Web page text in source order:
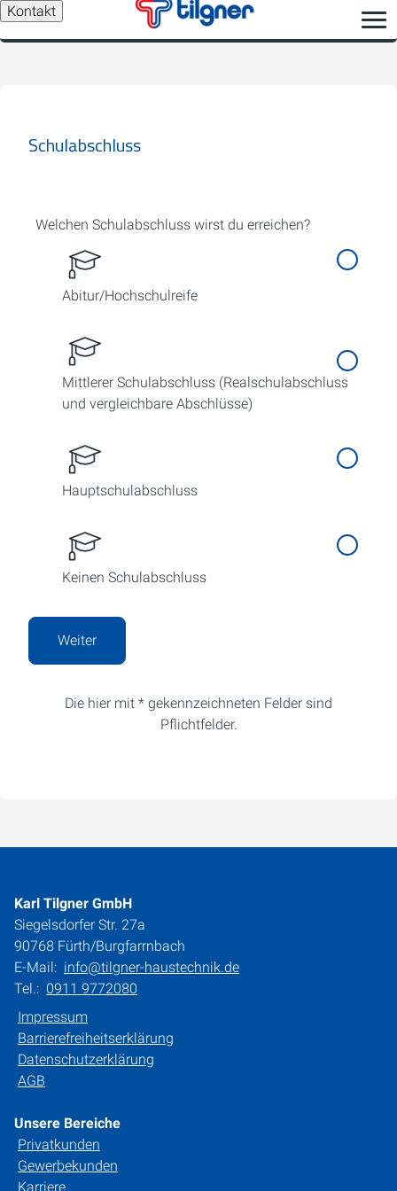
Kontakt
Schulabschluss
Welchen Schulabschluss wirst du erreichen?
Abitur/Hochschulreife
Mittlerer Schulabschluss (Realschulabschluss
und vergleichbare Abschlüsse)
Hauptschulabschluss
Keinen Schulabschluss
Weiter
Die hier mit * gekennzeichneten Felder sind
Pflichtfelder.
Karl Tilgner GmbH
Siegelsdorfer Str. 27a
90768 Fürth/Burgfarrnbach
E-Mail: info@tilgner-haustechnik.de
Tel.: 0911 9772080
Impressum
Barrierefreiheitserklärung
Datenschutzerklärung
AGB
Unsere Bereiche
Privatkunden
Gewerbekunden
Karriere